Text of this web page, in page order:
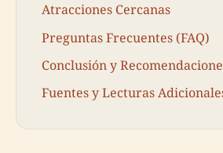
Atracciones Cercanas
Preguntas Frecuentes (FAQ)
Conclusión y
Fuentes y Lecturas